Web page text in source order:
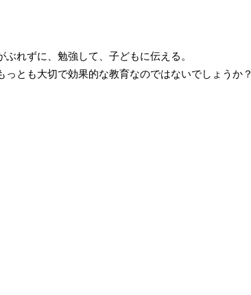
ぶれずに、勉強して、子どもに伝える。
っとも大切で効果的な教育なのではないでしょうか？